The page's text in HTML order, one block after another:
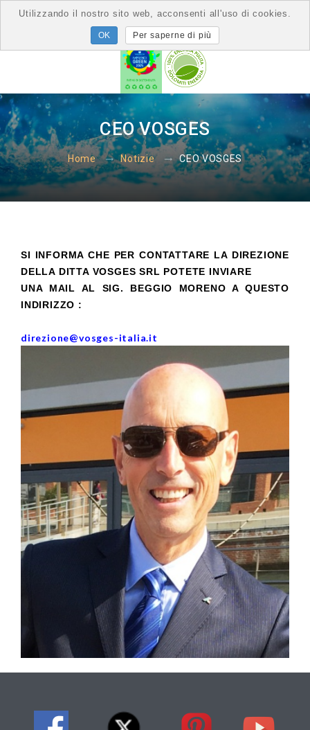
CEO VOSGES
Home Notizie CEO VOSGES
SI INFORMA CHE PER CONTATTARE LA DIREZIONE
DELLA DITTA VOSGES SRL POTETE INVIARE
UNA MAIL AL SIG. BEGGIO MORENO A QUESTO
INDIRIZZO :
direzione@vosges-italia.it
Utilizzando il nostro sito web, acconsenti all'uso di cookies.
Per saperne di più